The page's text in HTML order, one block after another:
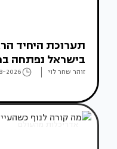
תערוכת היחיד
בישראל נפתחה
זוהר שחר לוי 2026
אדריכלות מהעולם